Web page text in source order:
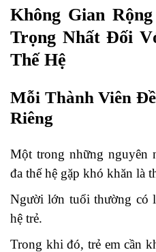
Không Gian
Trọng Nhất Đối
Thế Hệ
Mỗi Thành Viên
Riêng
Một trong những nguyên
đa thế hệ gặp khó khăn là
Người lớn tuổi thường có
hệ trẻ.
Trong khi đó, trẻ em cần